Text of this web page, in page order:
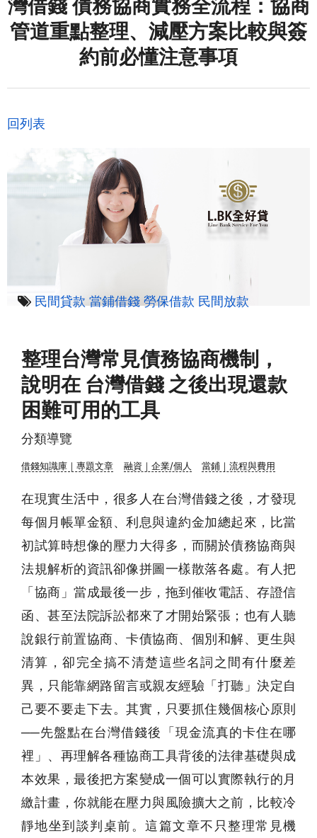
灣借錢 債務協商實務全流程：協商
管道重點整理、減壓方案比較與簽
約前必懂注意事項
回列表
民間貸款 當鋪借錢 勞保借款 民間放款
整理台灣常見債務協商機制，
說明在 台灣借錢 之後出現還款
困難可用的工具
分類導覽
借錢知識庫｜專題文章 融資｜企業/個人 當鋪｜流程與費用
在現實生活中，很多人在台灣借錢之後，才發現
每個月帳單金額、利息與違約金加總起來，比當
初試算時想像的壓力大得多，而關於債務協商與
法規解析的資訊卻像拼圖一樣散落各處。有人把
「協商」當成最後一步，拖到催收電話、存證信
函、甚至法院訴訟都來了才開始緊張；也有人聽
說銀行前置協商、卡債協商、個別和解、更生與
清算，卻完全搞不清楚這些名詞之間有什麼差
異，只能靠網路留言或親友經驗「打聽」決定自
己要不要走下去。其實，只要抓住幾個核心原則
──先盤點在台灣借錢後「現金流真的卡住在哪
裡」、再理解各種協商工具背後的法律基礎與成
本效果，最後把方案變成一個可以實際執行的月
繳計畫，你就能在壓力與風險擴大之前，比較冷
靜地坐到談判桌前。這篇文章不只整理常見機